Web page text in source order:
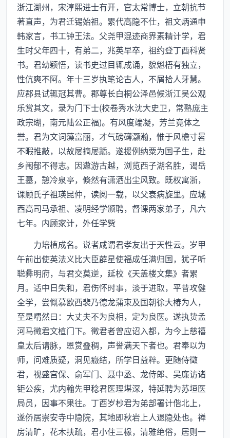
浙江湖州，宋淳熙进士有开，官太常博士，立朝抗节
著直声，为君迁锡始祖。累代高隐不仕，祖文炳通申
韩家言，书工钟王法。父尧甲混迹商界素精计学，君
生时父年四十，有弟二，兆英早卒，祖约登丁酉科贤
书。君幼颖悟，读书史过目辄成诵，貌魁梧有独立，
性伉爽不阿。年十三岁执笔论古人，不屑拾人牙慧。
应郡县试辄冠其曹。郡尊长白桐公泽邑候浙江吴公观
乐赏其文，录为门下士(校卷秀水沈大史卫，常熟庞主
政宗瑚，南元陆公正福)。有风度端凝，芳兰竟体之
誉。君为文词藻富丽，才气磅礴灏瀚，惟于风檐寸晷
不暇推敲，以故屡摘屡踬。遂援例纳粟为国子生，赴
乡闱郁不得志。因遨游古越，浏览西子湖名胜，谒岳
王墓，憩冷泉亭，倏然有潇洒出尘风致。既权寓浙，
课顾氏子祖瑛昆仲，读阅一载，以父衰病旋里。应城
西高司马承祖、凌明经学颁聘，督课两家弟子，凡六
七年。内顾家计，外任学赀
力培植成名。说者咸谓君孝友出于天性云。岁甲
午前出使英法义比大臣薜星使福成任满归国，犹子听
聪彝明府，与君交莫逆，延校《天盖楼文集》者累
月。适中日失和，君伤怀时事，淡于进取，平昔攻健
全学，尝慨慕欧西裴乃德龙蒲束及国朝徐大椿为人，
至是喟然曰：大丈夫不为良相，定为良医。遂执贽孟
河马徵君文植门下。徵君者曾应诏入都，为今上慈禧
皇太后请脉，恩赏叠稠，声誉满天下者也。君奉以为
师，问难质疑，洞见癥结，所学日益粹。更随侍徵
君，视盛宫保、俞军门、聂中丞、龙侍郎、吴廉访诸
钜公疾，尤内翰先甲稔君医理堪深，特延聘为苏垣医
局员，因事不果往。丁酉岁杪君为弟部署计偕北上，
遂侨居崇安寺中隐院，其地即秋岩上人退隐处也。禅
房清旷，花木扶疏，君小住三椽，清雅绝俗，居则一